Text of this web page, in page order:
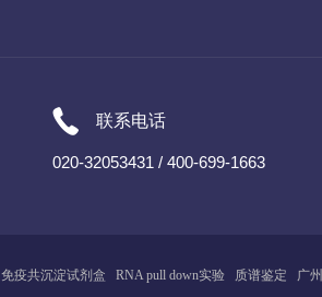
联系电话
020-32053431 / 400-699-1663
免疫共沉淀试剂盒 RNA pull down实验 质谱鉴定 广州